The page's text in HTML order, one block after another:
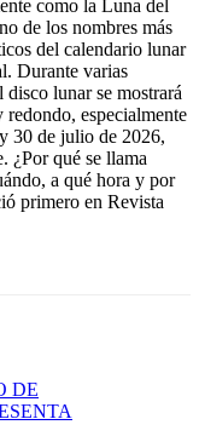
como la Luna del
de los nombres más
del calendario lunar
Durante varias
disco lunar se mostrará
redondo, especialmente
30 de julio de 2026,
¿Por qué se llama
a qué hora y por
primero en Revista